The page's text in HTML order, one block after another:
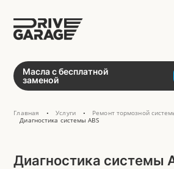
Масла с бесплатной
заменой
Главная • Услуги • Ремонт тормозной
Диагностика системы ABS
Диагностика системы
Выберите способ